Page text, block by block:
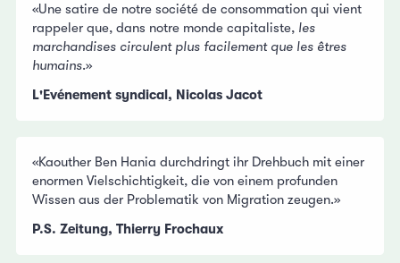
«Une satire de notre société de consommation qui vient
rappeler que, dans notre monde capitaliste, les
marchandises circulent plus facilement que les êtres
humains.»
L'Evénement syndical, Nicolas Jacot
«Kaouther Ben Hania durchdringt ihr Drehbuch mit einer
enormen Vielschichtigkeit, die von einem profunden
Wissen aus der Problematik von Migration zeugen.»
P.S. Zeitung, Thierry Frochaux